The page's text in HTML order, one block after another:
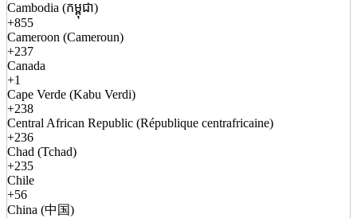
Cambodia (កម្ពុជា)
+855
Cameroon (Cameroun)
+237
Canada
+1
Cape Verde (Kabu Verdi)
+238
Central African Republic (République centrafricaine)
+236
Chad (Tchad)
+235
Chile
+56
China (中国)